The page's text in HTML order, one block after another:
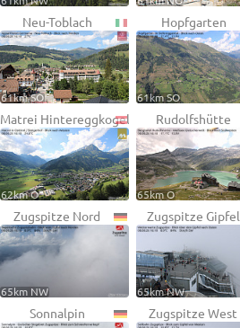
Neu-Toblach
61km SO
Hopfgarten
61km SO
Matrei Hintereggkogel
62km O
Rudolfshütte
65km O
Zugspitze Nord
65km NW
Zugspitze Gipfel
65km NW
Sonnalpin Zugspitze West